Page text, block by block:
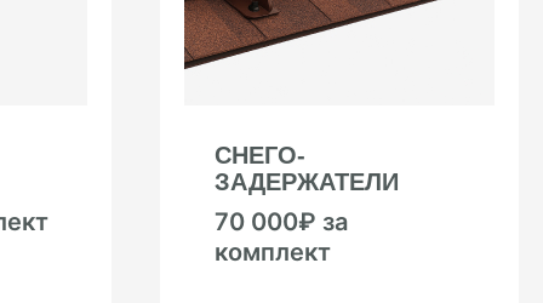
СНЕГО-
ЗАДЕРЖАТЕЛИ
70 000₽ за
комплект